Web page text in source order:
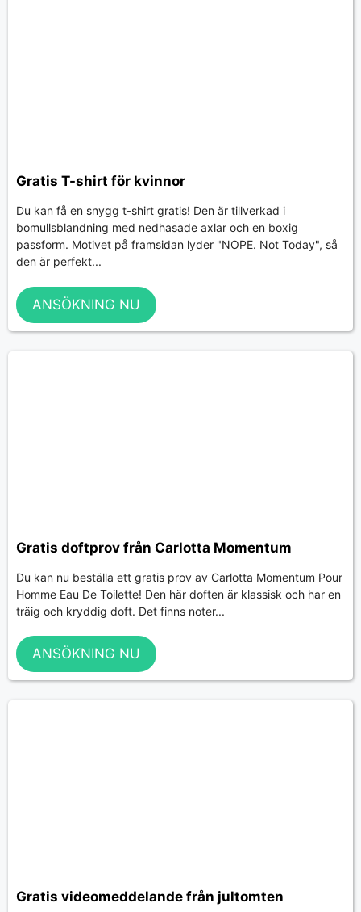
Gratis T-shirt för kvinnor
Du kan få en snygg t-shirt gratis! Den är tillverkad i
bomullsblandning med nedhasade axlar och en boxig
passform. Motivet på framsidan lyder "NOPE. Not Today", så
den är perfekt...
ANSÖKNING NU
Gratis doftprov från Carlotta Momentum
Du kan nu beställa ett gratis prov av Carlotta Momentum Pour
Homme Eau De Toilette! Den här doften är klassisk och har en
träig och kryddig doft. Det finns noter...
ANSÖKNING NU
Gratis videomeddelande från jultomten